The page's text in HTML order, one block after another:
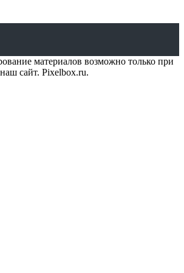
материалов возможно только при
сайт. Pixelbox.ru.